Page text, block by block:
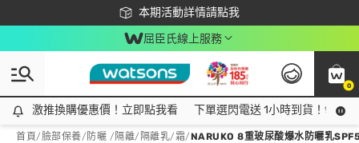
本期活動詳情請點我
下載app最高回饋$350
屈臣氏線上服務
0
激推換購優惠價！立即點我看
激推換購優惠價！立即點我看 下單選閃電送 1小時到貨！領神
首頁/臉部保養/ 防曬 /隔離/ 隔離乳/霜/NARUKO 8重玻尿酸爆水防曬乳